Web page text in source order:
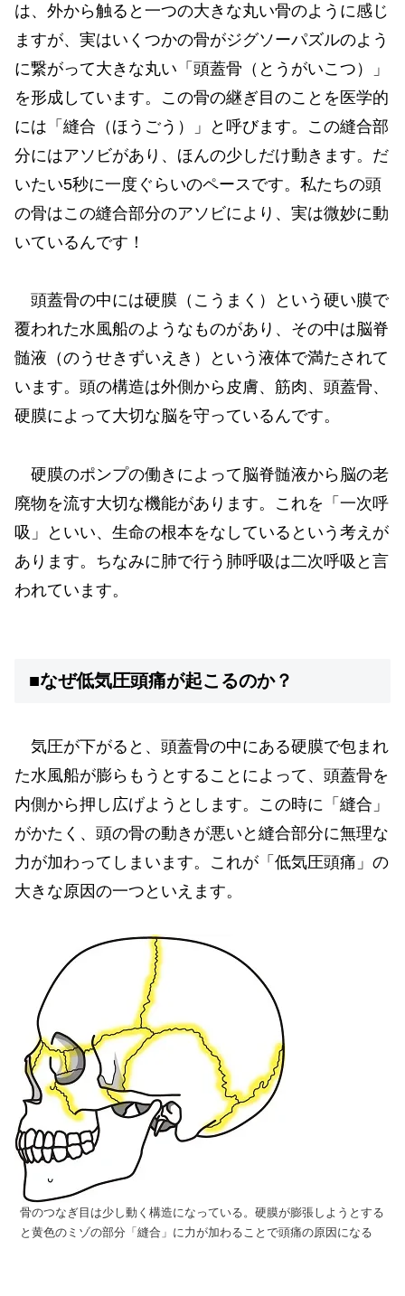
は、外から触ると一つの大きな丸い骨のように感じ
ますが、実はいくつかの骨がジグソーパズルのよう
に繋がって大きな丸い「頭蓋骨（とうがいこつ）」
を形成しています。この骨の継ぎ目のことを医学的
には「縫合（ほうごう）」と呼びます。この縫合部
分にはアソビがあり、ほんの少しだけ動きます。だ
いたい5秒に一度ぐらいのペースです。私たちの頭
の骨はこの縫合部分のアソビにより、実は微妙に動
いているんです！
頭蓋骨の中には硬膜（こうまく）という硬い膜で
覆われた水風船のようなものがあり、その中は脳脊
髄液（のうせきずいえき）という液体で満たされて
います。頭の構造は外側から皮膚、筋肉、頭蓋骨、
硬膜によって大切な脳を守っているんです。
硬膜のポンプの働きによって脳脊髄液から脳の老
廃物を流す大切な機能があります。これを「一次呼
吸」といい、生命の根本をなしているという考えが
あります。ちなみに肺で行う肺呼吸は二次呼吸と言
われています。
■なぜ低気圧頭痛が起こるのか？
気圧が下がると、頭蓋骨の中にある硬膜で包まれ
た水風船が膨らもうとすることによって、頭蓋骨を
内側から押し広げようとします。この時に「縫合」
がかたく、頭の骨の動きが悪いと縫合部分に無理な
力が加わってしまいます。これが「低気圧頭痛」の
大きな原因の一つといえます。
骨のつなぎ目は少し動く構造になっている。硬膜が膨張しようとする
と黄色のミゾの部分「縫合」に力が加わることで頭痛の原因になる